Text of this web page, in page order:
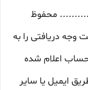
محفوظ
دریافتی را به
کاری به حساب اعلام شده
ایمیل یا سایر